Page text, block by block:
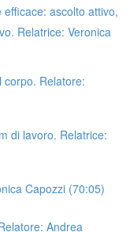
ascolto attivo,
Relatrice: Veronica
corpo. Relatore:
di lavoro. Relatrice:
Capozzi (70:05)
Andrea